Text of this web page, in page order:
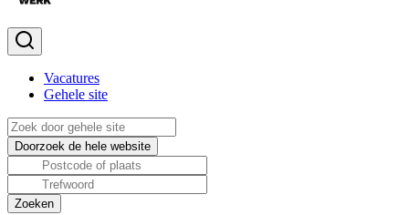
Vacatures
Gehele site